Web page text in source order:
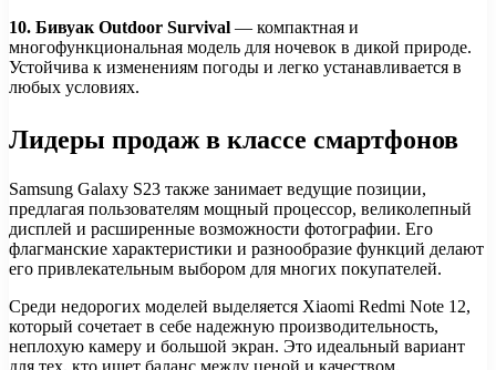
10. Бивуак Outdoor Survival — компактная и
многофункциональная модель для ночевок в дикой природе.
Устойчива к изменениям погоды и легко устанавливается в
любых условиях.
Лидеры продаж в классе смартфонов
Samsung Galaxy S23 также занимает ведущие позиции,
предлагая пользователям мощный процессор, великолепный
дисплей и расширенные возможности фотографии. Его
флагманские характеристики и разнообразие функций делают
его привлекательным выбором для многих покупателей.
Среди недорогих моделей выделяется Xiaomi Redmi Note 12,
который сочетает в себе надежную производительность,
неплохую камеру и большой экран. Это идеальный вариант